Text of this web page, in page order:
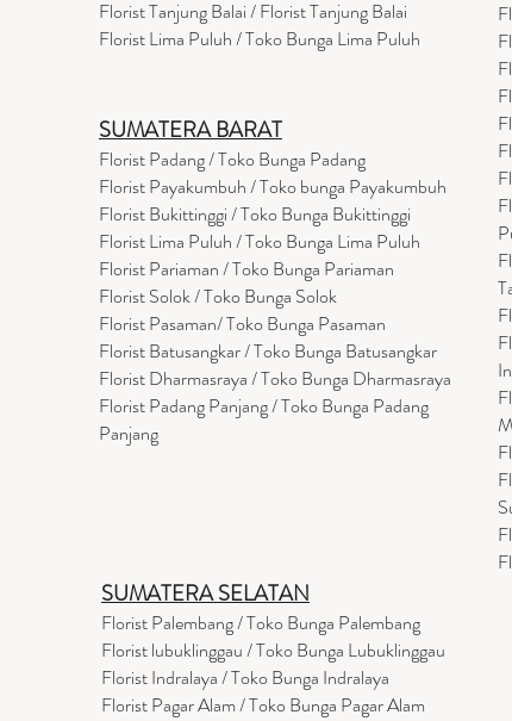
Florist Tanjung Balai / Florist Tanjung Balai
Florist Lima Puluh / Toko Bunga Lima Puluh
SUMATERA BARAT
Florist Padang / Toko Bunga Padang
Florist Payakumbuh / Toko bunga Payakumbuh
Florist Bukittinggi / Toko Bunga Bukittinggi
Florist Lima Puluh / Toko Bunga Lima Puluh
Florist Pariaman / Toko Bunga Pariaman
Florist Solok / Toko Bunga Solok
Florist Pasaman/ Toko Bunga Pasaman
Florist Batusangkar / Toko Bunga Batusangkar
Florist Dharmasraya / Toko Bunga Dharmasraya
Florist Padang Panjang / Toko Bunga Padang
Panjang
SUMATERA SELATAN
Florist Palembang / Toko Bunga Palembang
Florist lubuklinggau / Toko Bunga Lubuklinggau
Florist Indralaya / Toko Bunga Indralaya
Florist Pagar Alam / Toko Bunga Pagar Alam